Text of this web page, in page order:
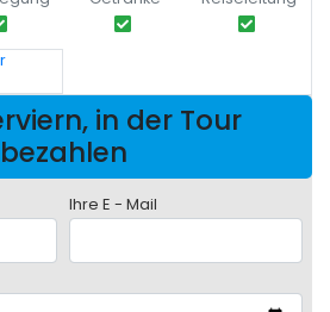
in der Tour
bezahlen
Ihre E - Mail